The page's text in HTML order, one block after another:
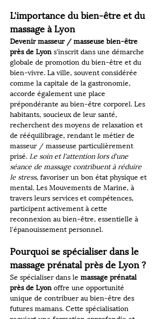
L'importance du bien-être et du
massage à Lyon
Devenir masseur / masseuse bien-être
près de Lyon s'inscrit dans une démarche
globale de promotion du bien-être et du
bien-vivre. La ville, souvent considérée
comme la capitale de la gastronomie,
accorde également une place
prépondérante au bien-être corporel. Les
habitants, soucieux de leur santé,
recherchent des moyens de relaxation et
de rééquilibrage, rendant le métier de
masseur / masseuse particulièrement
prisé. Le soin et l'attention lors d'une
séance de massage contribuent à réduire
le stress, favoriser un bon état physique et
mental. Les Mouvements de Marine, à
travers leurs services et compétences,
participent activement à cette
reconnexion au bien-être, essentielle à
l'épanouissement personnel.
Pourquoi se spécialiser dans le
massage prénatal près de Lyon ?
Se spécialiser dans le massage prénatal
près de Lyon offre une opportunité
unique de contribuer au bien-être des
futures mamans. Cette spécialisation